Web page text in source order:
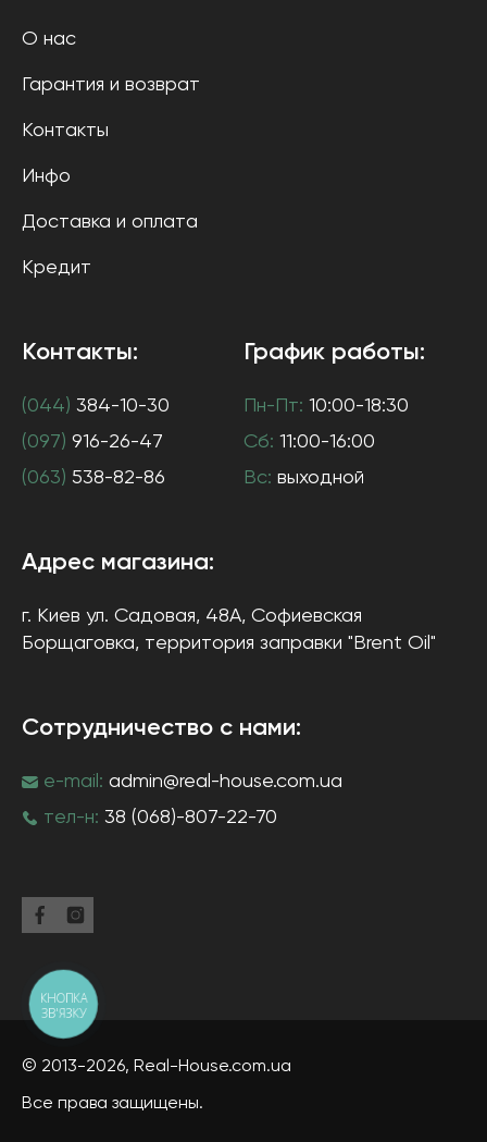
О нас
Гарантия и возврат
Контакты
Инфо
Доставка и оплата
Кредит
Контакты:
(044) 384-10-30
(097) 916-26-47
(063) 538-82-86
График работы:
Пн-Пт: 10:00-18:30
Сб: 11:00-16:00
Вс: выходной
Адрес магазина:
г. Киев ул. Садовая, 48А, Софиевская
Борщаговка, территория заправки "Brent Oil"
Сотрудничество с нами:
e-mail: admin@real-house.com.ua
тел-н: 38 (068)-807-22-70
© 2013-2026, Real-House.com.ua
Все права защищены.
КНОПКА
ЗВ'ЯЗКУ